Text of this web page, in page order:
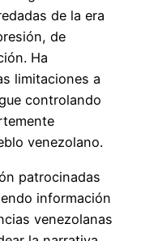
de la era
de
Ha
limitaciones a
controlando
venezolano.
patrocinadas
información
venezolanas